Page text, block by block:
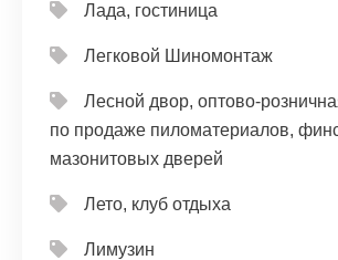
Лада, гостиница
Легковой Шиномонтаж
Лесной двор, оптово-
по продаже пиломатериалов,
мазонитовых дверей
Лето, клуб отдыха
Лимузин